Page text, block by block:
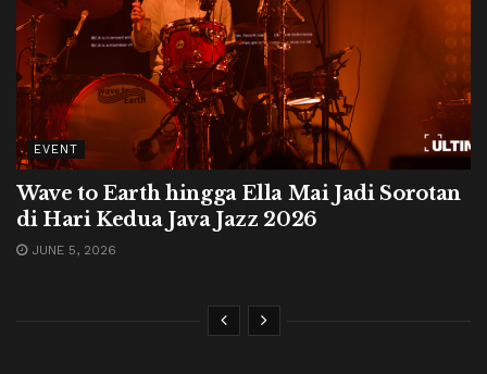
EVENT
Wave to Earth hingga Ella Mai Jadi Sorotan
di Hari Kedua Java Jazz 2026
JUNE 5, 2026